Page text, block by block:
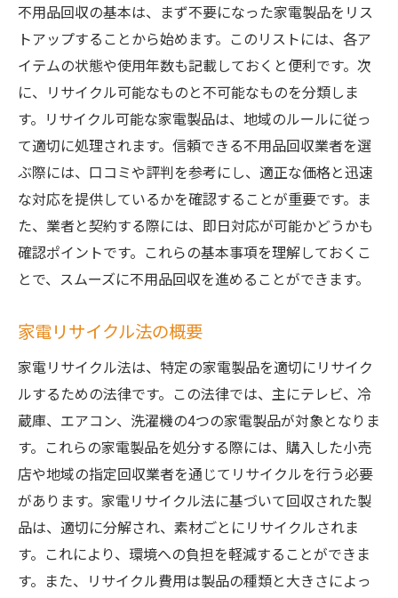
自治体による無料回収サービス
家電メーカーのリサイクルプログラム
自分で運ぶべき場合の注意点
オンラインでの不用品回収予約の手順
茨城県内の不用品回収業者の選び方と注意点
信頼できる業者を選ぶ方法
見積もり比較の重要性
評判と口コミのチェック方法
違法業者を避けるためのポイント
アフターサービスの有無
環境に優しい家電リサイクルを考える：茨城県
の不用品回収ガイド
環境負荷を減らすリサイクル方法
リサイクル品の再利用のアイデア
茨城県の環境保護活動への参加方法
リサイクルセンターの見学ツアー
家電リサイクルのためのエコポイント制度
自治体のリサイクルキャンペーン情報
不用品回収の基本は、まず不要になった家電製品をリス
トアップすることから始めます。このリストには、各ア
イテムの状態や使用年数も記載しておくと便利です。次
に、リサイクル可能なものと不可能なものを分類しま
す。リサイクル可能な家電製品は、地域のルールに従っ
て適切に処理されます。信頼できる不用品回収業者を選
ぶ際には、口コミや評判を参考にし、適正な価格と迅速
な対応を提供しているかを確認することが重要です。ま
た、業者と契約する際には、即日対応が可能かどうかも
確認ポイントです。これらの基本事項を理解しておくこ
とで、スムーズに不用品回収を進めることができます。
家電リサイクル法の概要
家電リサイクル法は、特定の家電製品を適切にリサイク
ルするための法律です。この法律では、主にテレビ、冷
蔵庫、エアコン、洗濯機の4つの家電製品が対象となりま
す。これらの家電製品を処分する際には、購入した小売
店や地域の指定回収業者を通じてリサイクルを行う必要
があります。家電リサイクル法に基づいて回収された製
品は、適切に分解され、素材ごとにリサイクルされま
す。これにより、環境への負担を軽減することができま
す。また、リサイクル費用は製品の種類と大きさによっ